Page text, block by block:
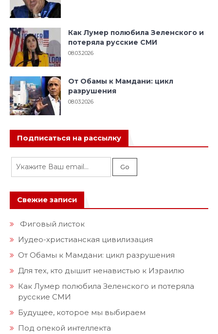
Как Лумер полюбила Зеленского и
потеряла русские СМИ
08.03.2026
От Обамы к Мамдани: цикл
разрушения
08.03.2026
Подписаться на рассылку
Свежие записи
Фиговый листок
Иудео-христианская цивилизация
От Обамы к Мамдани: цикл разрушения
Для тех, кто дышит ненавистью к Израилю
Как Лумер полюбила Зеленского и потеряла
русские СМИ
Будущее, которое мы выбираем
Под опекой интеллекта